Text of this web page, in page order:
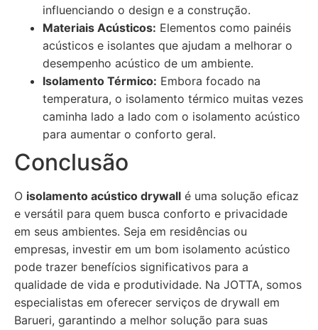
influenciando o design e a construção.
Materiais Acústicos: Elementos como painéis
acústicos e isolantes que ajudam a melhorar o
desempenho acústico de um ambiente.
Isolamento Térmico: Embora focado na
temperatura, o isolamento térmico muitas vezes
caminha lado a lado com o isolamento acústico
para aumentar o conforto geral.
Conclusão
O isolamento acústico drywall é uma solução eficaz
e versátil para quem busca conforto e privacidade
em seus ambientes. Seja em residências ou
empresas, investir em um bom isolamento acústico
pode trazer benefícios significativos para a
qualidade de vida e produtividade. Na JOTTA, somos
especialistas em oferecer serviços de drywall em
Barueri, garantindo a melhor solução para suas